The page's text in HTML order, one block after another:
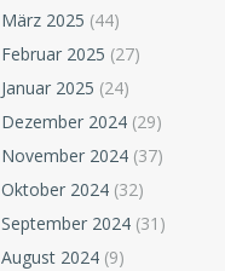
März 2025 (44)
Februar 2025 (27)
Januar 2025 (24)
Dezember 2024 (29)
November 2024 (37)
Oktober 2024 (32)
September 2024 (31)
August 2024 (9)